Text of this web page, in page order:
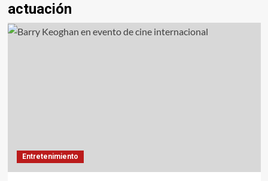
actuación
Entretenimiento